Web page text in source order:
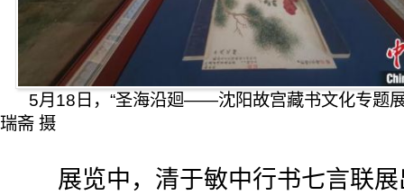
5月18日，“圣海沿廻——沈阳故宫藏书文化专题
瑞斋 摄
展览中，清于敏中行书七言联展